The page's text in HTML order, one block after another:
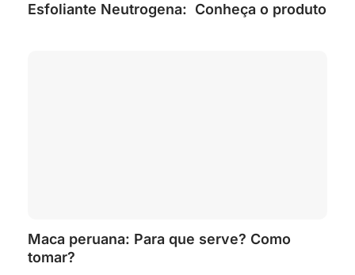
Esfoliante Neutrogena: Conheça o produto
Maca peruana: Para que serve? Como
tomar?